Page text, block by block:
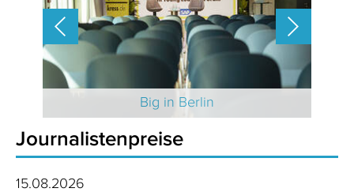
Big in Berlin
Journalistenpreise
15.08.2026